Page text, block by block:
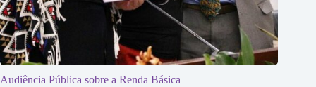
Audiência Pública sobre a Renda Básica